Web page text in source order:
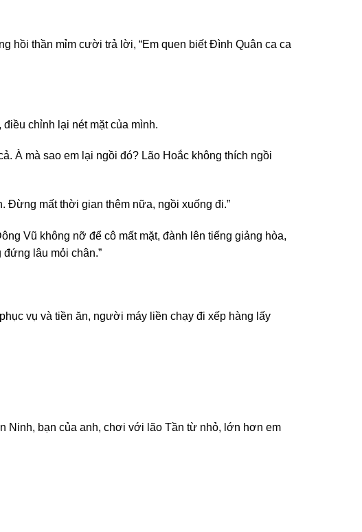
hồi thần mỉm cười trả lời, “Em quen biết Đình Quân ca ca
chỉnh lại nét mặt của mình.
À mà sao em lại ngồi đó? Lão Hoắc không thích ngồi
Đừng mất thời gian thêm nữa, ngồi xuống đi.”
Vũ không nỡ để cô mất mặt, đành lên tiếng giảng hòa,
lâu mỏi chân.”
vụ và tiền ăn, người máy liền chạy đi xếp hàng lấy
Ninh, bạn của anh, chơi với lão Tần từ nhỏ, lớn hơn em